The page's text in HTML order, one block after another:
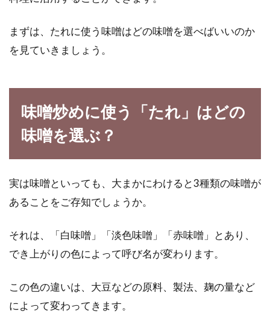
美味しくて健康に良いと評判のオー
ガニックティーとは？
ガニック...
ーは？どんな栄養がある？
集めている果...
まずは、たれに使う味噌はどの味噌を選べばいいのか
を見ていきましょう。
味噌炒めに使う「たれ」はどの
味噌を選ぶ？
実は味噌といっても、大まかにわけると3種類の味噌が
あることをご存知でしょうか。
それは、「白味噌」「淡色味噌」「赤味噌」とあり、
でき上がりの色によって呼び名が変わります。
この色の違いは、大豆などの原料、製法、麹の量など
によって変わってきます。